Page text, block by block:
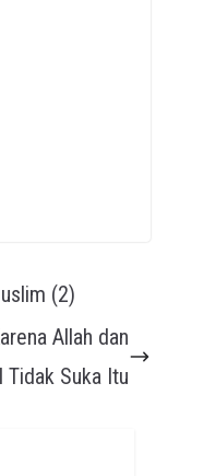
(2)
Allah dan
Tidak Suka Itu